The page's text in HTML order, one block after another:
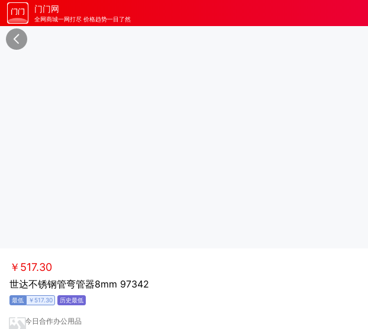
门门网
全网商城一网打尽 价格趋势一目了然
￥517.30
世达不锈钢管弯管器8mm 97342
￥517.30
今日合作办公用品